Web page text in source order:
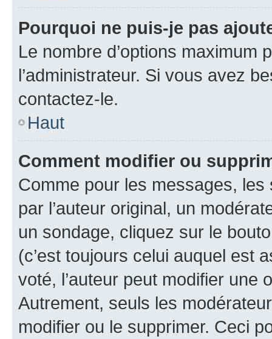
Pourquoi ne puis-je pas
Le nombre d’options maximum
l’administrateur. Si vous avez
contactez-le.
Haut
Comment modifier ou
Comme pour les messages,
par l’auteur original, un
un sondage, cliquez sur le
(c’est toujours celui auquel est
voté, l’auteur peut modifier une
Autrement, seuls les
modifier ou le supprimer. Ceci